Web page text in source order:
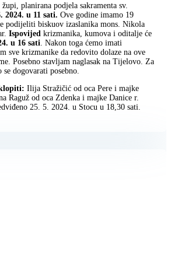
planirana podjela sakramenta sv.
2024. u 11 sati. Ove godine imamo 19
podijeliti biskuov izaslanika mons. Nikola
Ispovijed krizmanika, kumova i oditalje će
u 16 sati . Nakon toga ćemo imati
sve krizmanike da redovito dolaze na ove
Posebno stavljam naglasak na Tijelovo. Za
se dogovarati posebno.
Ilija Stražičić od oca Pere i majke
Raguž od oca Zdenka i majke Danice r.
25. 5. 2024. u Stocu u 18,30 sati.